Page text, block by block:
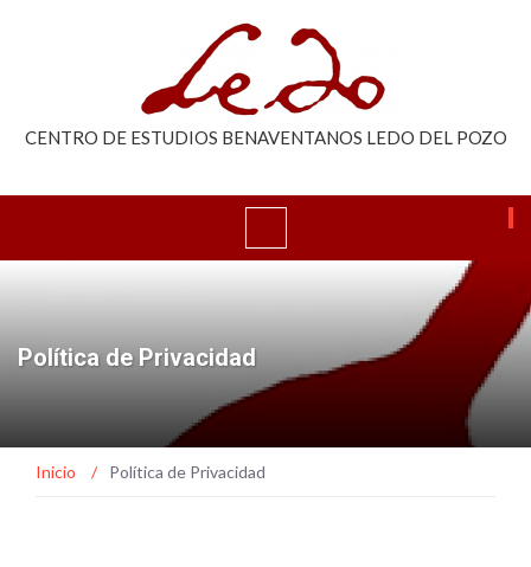
CENTRO DE ESTUDIOS BENAVENTANOS LEDO DEL POZO
Política de Privacidad
Inicio / Política de Privacidad